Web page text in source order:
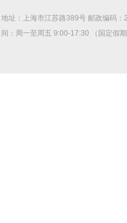
地址：上海市江苏路389号 邮政编码
间：周一至周五 9:00-17:30 （国定假